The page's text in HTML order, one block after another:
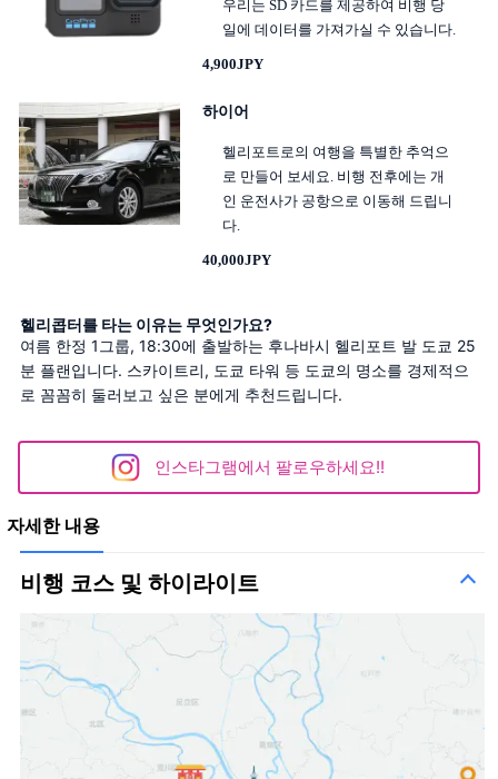
우리는 SD 카드를 제공하여 비행 당
일에 데이터를 가져가실 수 있습니다.
4,900JPY
하이어
헬리포트로의 여행을 특별한 추억으
로 만들어 보세요. 비행 전후에는 개
인 운전사가 공항으로 이동해 드립니
다.
40,000JPY
헬리콥터를 타는 이유는 무엇인가요?
여름 한정 1그룹, 18:30에 출발하는 후나바시 헬리포트 발 도쿄 25
분 플랜입니다. 스카이트리, 도쿄 타워 등 도쿄의 명소를 경제적으
로 꼼꼼히 둘러보고 싶은 분에게 추천드립니다.
인스타그램에서 팔로우하세요!!
자세한 내용
비행 코스 및 하이라이트